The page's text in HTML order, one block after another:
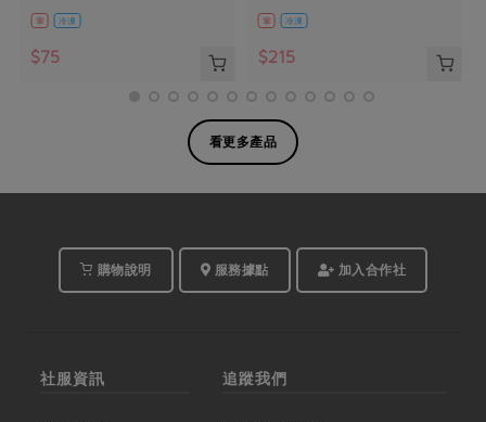
葷 冷凍
$75
葷 冷凍
$215
看更多產品
購物說明 服務據點 加入合作社
社服資訊 追蹤我們